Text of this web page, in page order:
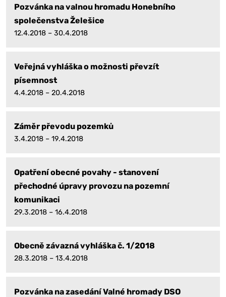
Pozvánka na valnou hromadu Honebního
společenstva Želešice
12.4.2018 – 30.4.2018
Veřejná vyhláška o možnosti převzít
písemnost
4.4.2018 – 20.4.2018
Záměr převodu pozemků
3.4.2018 – 19.4.2018
Opatření obecné povahy - stanovení
přechodné úpravy provozu na pozemní
komunikaci
29.3.2018 – 16.4.2018
Obecně závazná vyhláška č. 1/2018
28.3.2018 – 13.4.2018
Pozvánka na zasedání Valné hromady DSO